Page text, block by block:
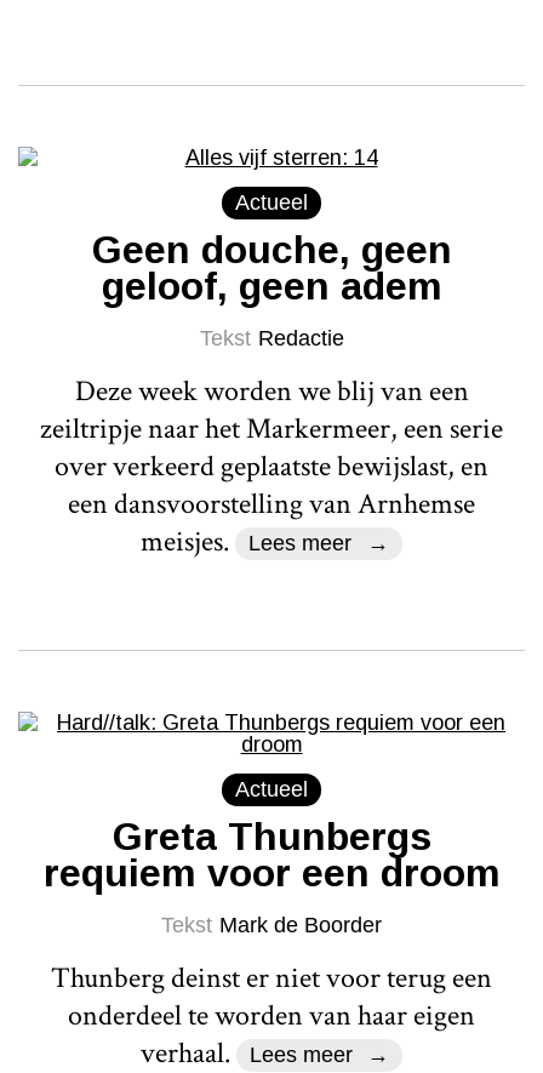
Actueel
Geen douche, geen
geloof, geen adem
Tekst Redactie
Deze week worden we blij van een
zeiltripje naar het Markermeer, een serie
over verkeerd geplaatste bewijslast, en
een dansvoorstelling van Arnhemse
meisjes.
Lees meer
Actueel
Greta Thunbergs
requiem voor een droom
Tekst Mark de Boorder
Thunberg deinst er niet voor terug een
onderdeel te worden van haar eigen
verhaal.
Lees meer